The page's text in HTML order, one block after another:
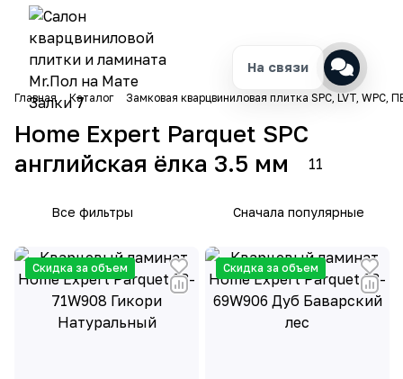
Главная Каталог Замковая кварцвиниловая плитка SPC, LVT, WPC,
Home Expert Parquet SPC
английская ёлка 3.5 мм
11
Все фильтры Сначала популярные
Скидка за объем Скидка за объем
На связи